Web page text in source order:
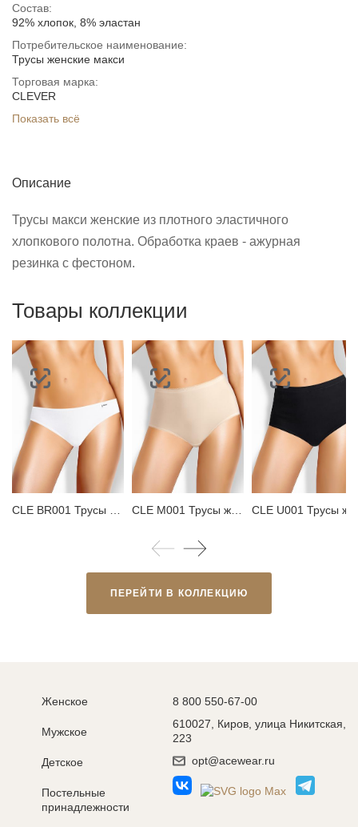
Состав:
92% хлопок, 8% эластан
Потребительское наименование:
Трусы женские макси
Торговая марка:
CLEVER
Показать всё
Описание
Трусы макси женские из плотного эластичного
хлопкового полотна. Обработка краев - ажурная
резинка с фестоном.
Товары коллекции
ПЕРЕЙТИ В КОЛЛЕКЦИЮ
Женское
Мужское
Детское
Постельные
принадлежности
8 800 550-67-00
610027, Киров, улица Никитская,
223
opt@acewear.ru